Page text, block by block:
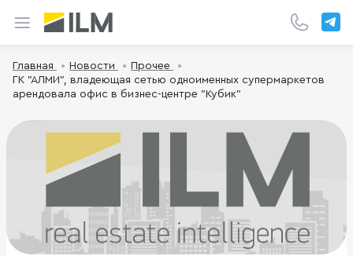
Главная Новости
Прочее
ГК "АЛМИ", владеющая сетью одноименных супермаркетов
арендовала офис в бизнес-центре "Кубик"